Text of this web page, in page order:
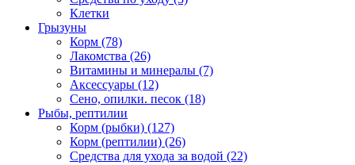
Клетки
Грызуны
Корм (78)
Лакомства (26)
Витамины и минералы (7)
Аксессуары (12)
Сено, опилки. песок (18)
Рыбы, рептилии
Корм (рыбки) (127)
Корм (рептилии) (26)
Средства для ухода за водой (22)